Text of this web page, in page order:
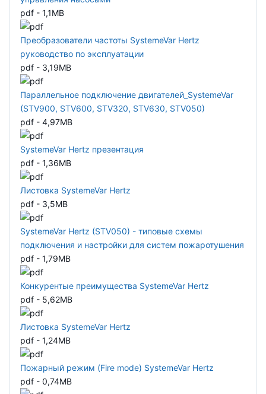
pdf - 1,1MB
Преобразователи частоты SystemeVar Hertz
руководство по эксплуатации
pdf - 3,19MB
Параллельное подключение двигателей_SystemeVar
(STV900, STV600, STV320, STV630, STV050)
pdf - 4,97MB
SystemeVar Hertz презентация
pdf - 1,36MB
Листовка SystemeVar Hertz
pdf - 3,5MB
SystemeVar Hertz (STV050) - типовые схемы
подключения и настройки для систем пожаротушения
pdf - 1,79MB
Конкурентые преимущества SystemeVar Hertz
pdf - 5,62MB
Листовка SystemeVar Hertz
pdf - 1,24MB
Пожарный режим (Fire mode) SystemeVar Hertz
pdf - 0,74MB